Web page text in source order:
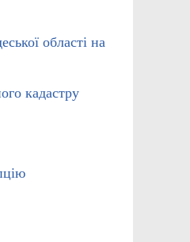
області на
кадастру